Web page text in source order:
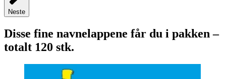
Neste
Disse fine navnelappene får du i pakken –
totalt 120 stk.